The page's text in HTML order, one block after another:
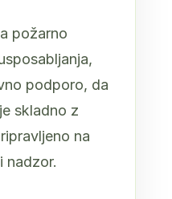
požarno
podporo, da
skladno z
na
nadzor.